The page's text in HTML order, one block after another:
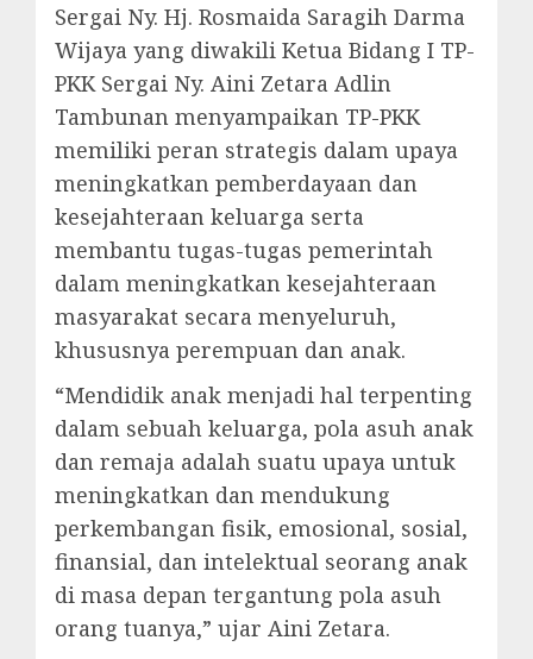
Sergai Ny. Hj. Rosmaida Saragih Darma
Wijaya yang diwakili Ketua Bidang I TP-
PKK Sergai Ny. Aini Zetara Adlin
Tambunan menyampaikan TP-PKK
memiliki peran strategis dalam upaya
meningkatkan pemberdayaan dan
kesejahteraan keluarga serta
membantu tugas-tugas pemerintah
dalam meningkatkan kesejahteraan
masyarakat secara menyeluruh,
khususnya perempuan dan anak.
“Mendidik anak menjadi hal terpenting
dalam sebuah keluarga, pola asuh anak
dan remaja adalah suatu upaya untuk
meningkatkan dan mendukung
perkembangan fisik, emosional, sosial,
finansial, dan intelektual seorang anak
di masa depan tergantung pola asuh
orang tuanya,” ujar Aini Zetara.